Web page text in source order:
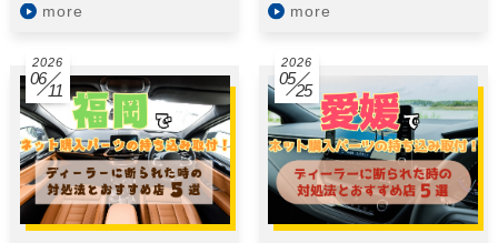
more more
2026
06
11
2026
05
25